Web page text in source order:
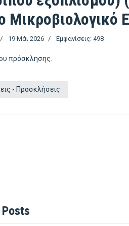
Μικροβιολογικό
19 Μάι 2026 Εμφανίσεις: 498
πρόσκλησης
- Προσκλήσεις